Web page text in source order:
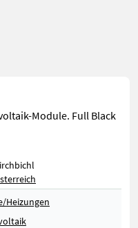
Module. Full Black
Heizungen